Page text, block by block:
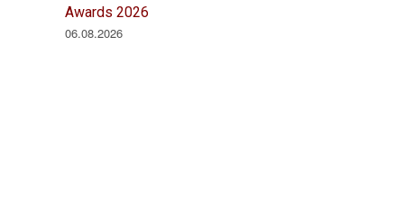
Awards 2026
06.08.2026